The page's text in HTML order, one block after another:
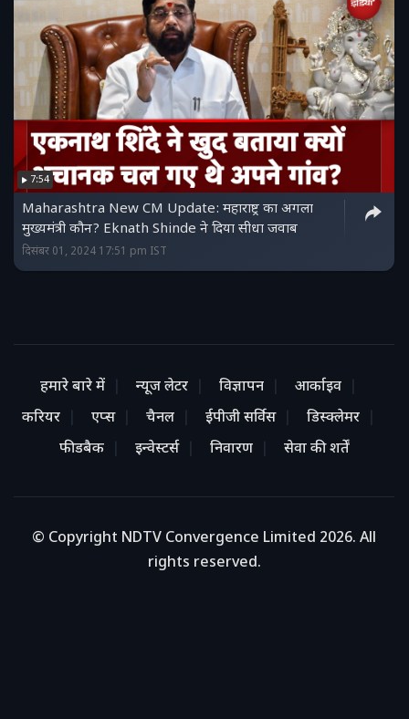
7:54
Maharashtra New CM Update: महाराष्ट्र का अगला
मुख्यमंत्री कौन? Eknath Shinde ने दिया सीधा जवाब
दिसंबर 01, 2024 17:51 pm IST
हमारे बारे में न्यूज लेटर विज्ञापन
आर्काइव
करियर
एप्स चैनल ईपीजी सर्विस
डिस्क्लेमर
फीडबैक
इन्वेस्टर्स निवारण सेवा की शर्तें
© Copyright NDTV Convergence Limited 2026. All
rights reserved.